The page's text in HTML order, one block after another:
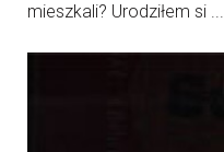
mieszkali? Urodziłem si ...